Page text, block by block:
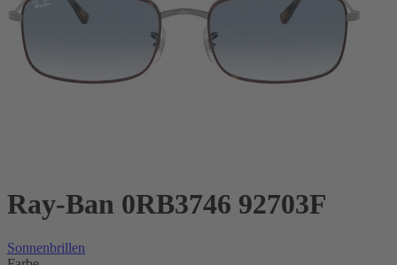
Ray-Ban 0RB3746 92703F
Sonnenbrillen